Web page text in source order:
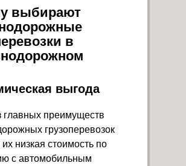
выбирают
в
выгода
главных преимуществ
грузоперевозок
их низкая стоимость по
с автомобильным